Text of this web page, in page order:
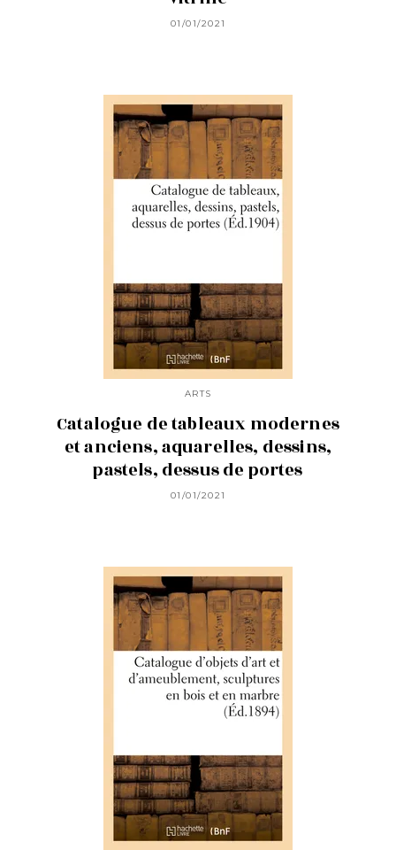
01/01/2021
ARTS
Catalogue de tableaux modernes
et anciens, aquarelles, dessins,
pastels, dessus de portes
01/01/2021